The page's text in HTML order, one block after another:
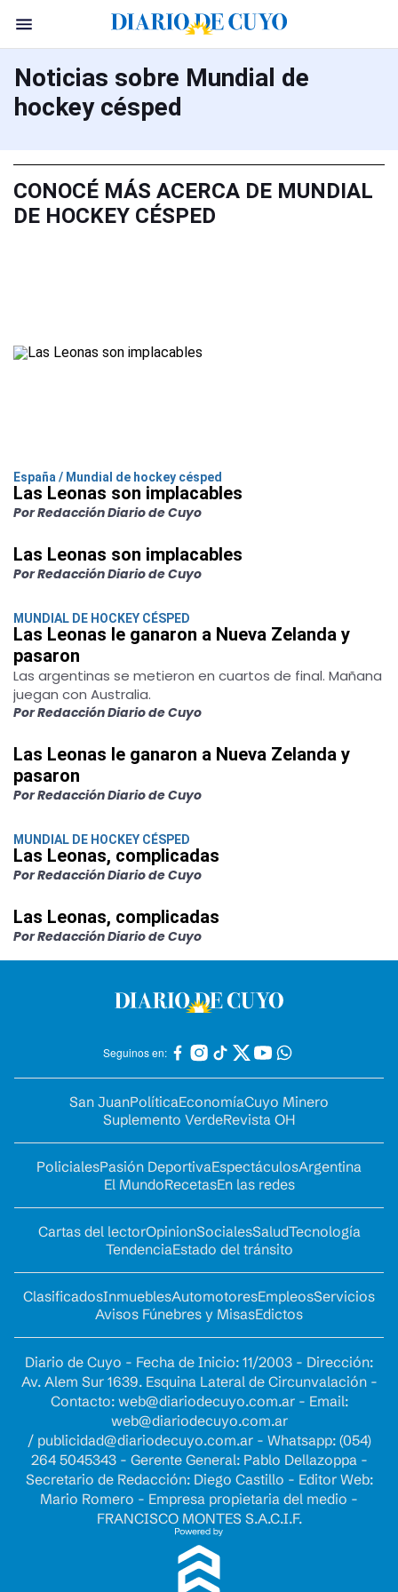
Noticias sobre Mundial de
hockey césped
CONOCÉ MÁS ACERCA DE MUNDIAL
DE HOCKEY CÉSPED
España / Mundial de hockey césped
Las Leonas son implacables
Por Redacción Diario de Cuyo
Las Leonas son implacables
Por Redacción Diario de Cuyo
MUNDIAL DE HOCKEY CÉSPED
Las Leonas le ganaron a Nueva Zelanda y
pasaron
Las argentinas se metieron en cuartos de final. Mañana
juegan con Australia.
Por Redacción Diario de Cuyo
Las Leonas le ganaron a Nueva Zelanda y
pasaron
Por Redacción Diario de Cuyo
MUNDIAL DE HOCKEY CÉSPED
Las Leonas, complicadas
Por Redacción Diario de Cuyo
Las Leonas, complicadas
Por Redacción Diario de Cuyo
Seguinos en:
San JuanPolíticaEconomíaCuyo Minero
Suplemento VerdeRevista OH
PolicialesPasión DeportivaEspectáculosArgentina
El MundoRecetasEn las redes
Cartas del lectorOpinionSocialesSaludTecnología
TendenciaEstado del tránsito
ClasificadosInmueblesAutomotoresEmpleosServicios
Avisos Fúnebres y MisasEdictos
Diario de Cuyo - Fecha de Inicio: 11/2003 - Dirección:
Av. Alem Sur 1639. Esquina Lateral de Circunvalación -
Contacto: web@diariodecuyo.com.ar- Email:
web@diariodecuyo.com.ar
/ publicidad@diariodecuyo.com.ar- Whatsapp: (054)
264 5045343 - Gerente General: Pablo Dellazoppa -
Secretario de Redacción: Diego Castillo - Editor Web:
Mario Romero - Empresa propietaria del medio -
FRANCISCO MONTES S.A.C.I.F.